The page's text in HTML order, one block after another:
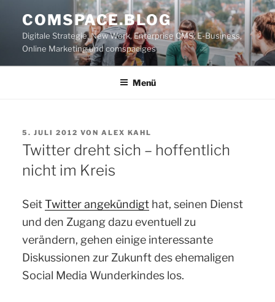
Inhalt
springen
COMSPACE.BLOG
Digitale Strategie, New Work, Enterprise CMS, E-Business,
Online Marketing und comspaciges
Menü
VERÖFFENTLICHT
AM
5. JULI 2012 VON ALEX KAHL
Twitter dreht sich – hoffentlich
nicht im Kreis
SeitTwitter angekündigt hat, seinen Dienst
und den Zugang dazu eventuell zu
verändern, gehen einige interessante
Diskussionen zur Zukunft des ehemaligen
Social Media Wunderkindes los.